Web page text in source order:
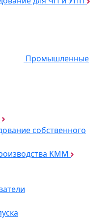
Промышленные
собственного
KMM